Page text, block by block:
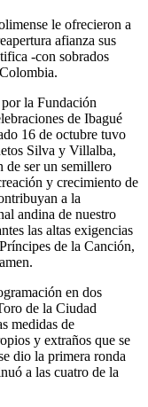
le ofrecieron a
afianza sus
-con sobrados
la Fundación
de Ibagué
16 de octubre tuvo
Silva y Villalba,
de ser un semillero
y crecimiento de
a la
andina de nuestro
las altas exigencias
de la Canción,
en dos
de la Ciudad
medidas de
y extraños que se
dio la primera ronda
a las cuatro de la